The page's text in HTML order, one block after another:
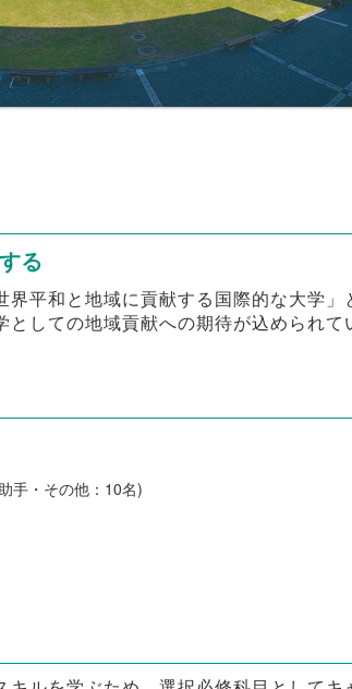
る
平和と地域に貢献する国際的な大学
しての地域貢献への期待が込められて
・その他：10名)